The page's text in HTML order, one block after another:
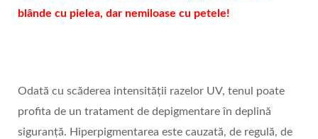
blânde cu pielea, dar nemiloase cu petele!
Odată cu scăderea intensității razelor UV, tenul poate
profita de un tratament de depigmentare în deplină
siguranță. Hiperpigmentarea este cauzată, de regulă, de